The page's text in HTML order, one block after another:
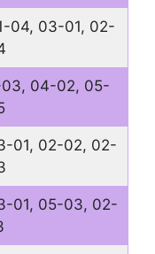
04, 03-01, 02-
04-02, 05-
01, 02-02, 02-
01, 05-03, 02-